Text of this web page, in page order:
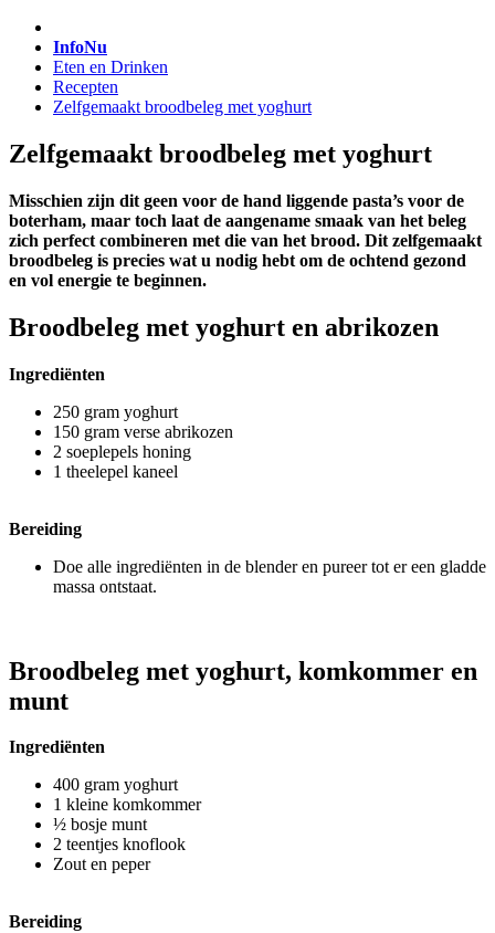
InfoNu
Eten en Drinken
Recepten
Zelfgemaakt broodbeleg met yoghurt
Zelfgemaakt broodbeleg met yoghurt
Misschien zijn dit geen voor de hand liggende pasta’s voor de
boterham, maar toch laat de aangename smaak van het beleg
zich perfect combineren met die van het brood. Dit zelfgemaakt
broodbeleg is precies wat u nodig hebt om de ochtend gezond
en vol energie te beginnen.
Broodbeleg met yoghurt en abrikozen
Ingrediënten
250 gram yoghurt
150 gram verse abrikozen
2 soeplepels honing
1 theelepel kaneel
Bereiding
Doe alle ingrediënten in de blender en pureer tot er een gladde
massa ontstaat.
Broodbeleg met yoghurt, komkommer en
munt
Ingrediënten
400 gram yoghurt
1 kleine komkommer
½ bosje munt
2 teentjes knoflook
Zout en peper
Bereiding